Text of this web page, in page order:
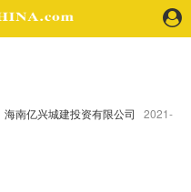
海南亿兴城建投资有限公司
2021-